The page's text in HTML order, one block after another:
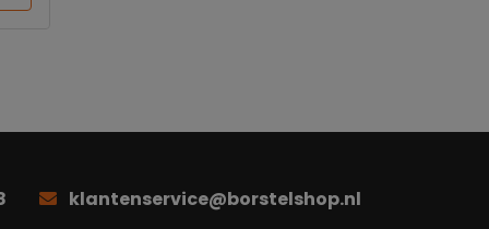
klantenservice@borstelshop.nl